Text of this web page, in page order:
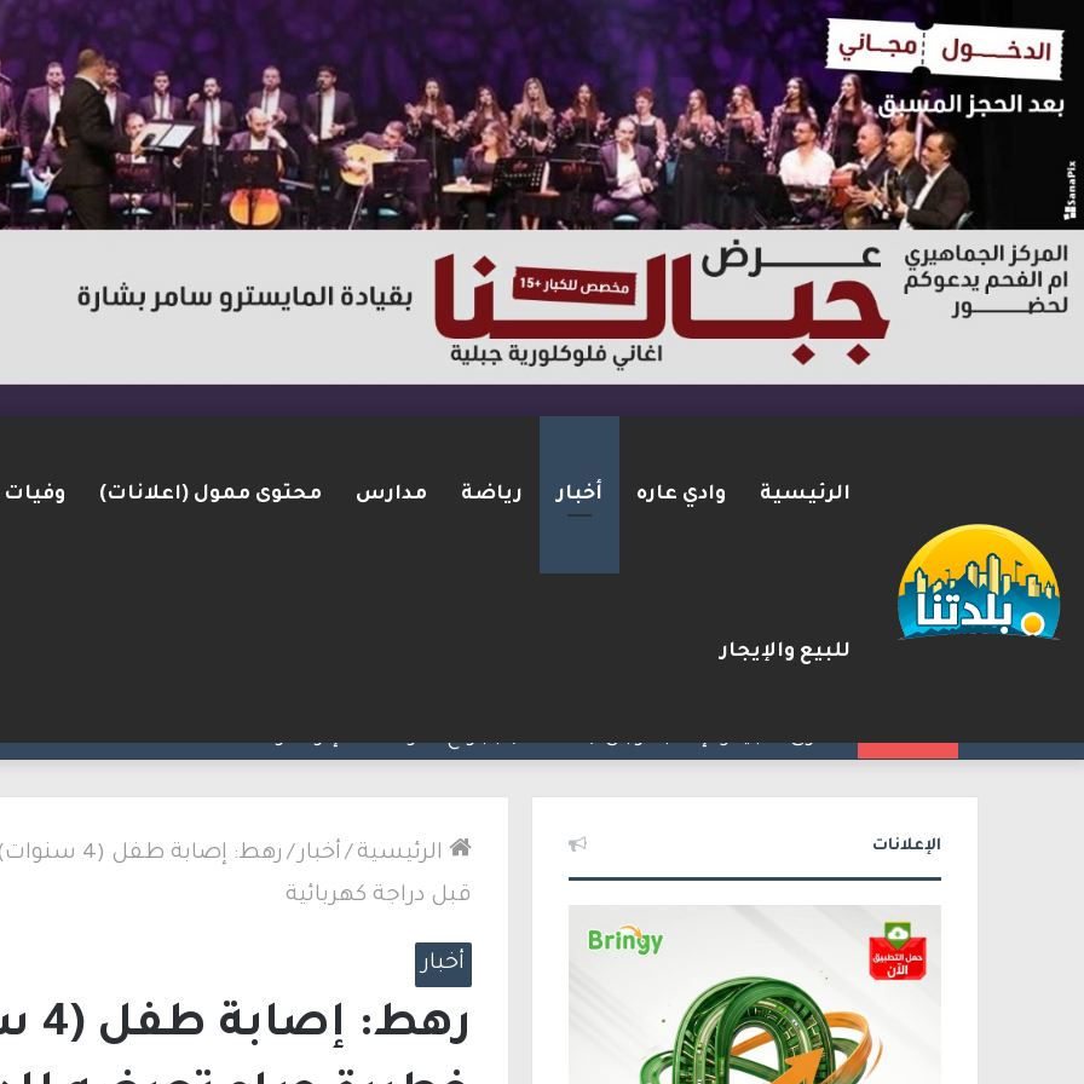
الرئيسية وادي عاره أخبار رياضة مدارس محتوى ممول (اعلانات) وفيات
للبيع والإيجار
الرئيسية / أخبار /
رهط:
قبل دراجة كهربائية
أخبار
الإعلانات